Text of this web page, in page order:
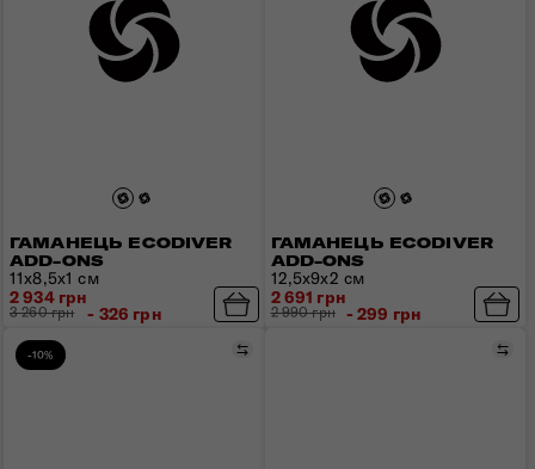
ГАМАНЕЦЬ ECODIVER
ADD-ONS
11x8,5х1 см
2 934 грн
3 260 грн - 326 грн
ГАМАНЕЦЬ ECODIVER
ADD-ONS
12,5x9x2 см
2 691 грн
2 990 грн - 299 грн
-10% Порівняти